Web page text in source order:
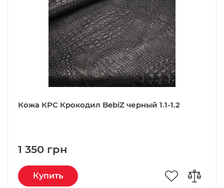
Кожа КРС Крокодил BebiZ черный 1.1-1.2
1 350 грн
Купить